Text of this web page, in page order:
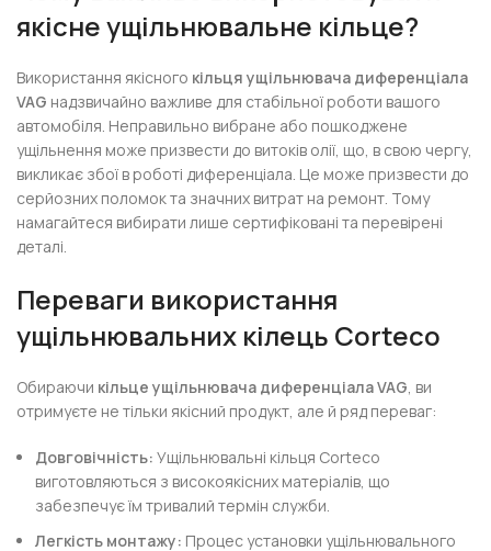
якісне ущільнювальне кільце?
Використання якісного кільця ущільнювача диференціала
VAG надзвичайно важливе для стабільної роботи вашого
автомобіля. Неправильно вибране або пошкоджене
ущільнення може призвести до витоків олії, що, в свою чергу,
викликає збої в роботі диференціала. Це може призвести до
серйозних поломок та значних витрат на ремонт. Тому
намагайтеся вибирати лише сертифіковані та перевірені
деталі.
Переваги використання
ущільнювальних кілець Corteco
Обираючи кільце ущільнювача диференціала VAG, ви
отримуєте не тільки якісний продукт, але й ряд переваг:
Довговічність: Ущільнювальні кільця Corteco
виготовляються з високоякісних матеріалів, що
забезпечує їм тривалий термін служби.
Легкість монтажу: Процес установки ущільнювального